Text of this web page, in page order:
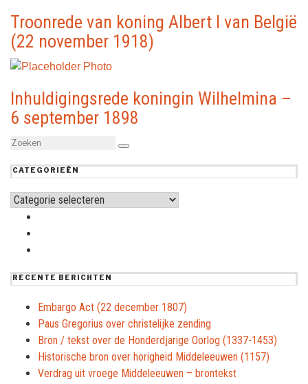
Troonrede van koning Albert I van België
(22 november 1918)
Inhuldigingsrede koningin Wilhelmina –
6 september 1898
CATEGORIEËN
Categorieën
RECENTE BERICHTEN
Embargo Act (22 december 1807)
Paus Gregorius over christelijke zending
Bron / tekst over de Honderdjarige Oorlog (1337-1453)
Historische bron over horigheid Middeleeuwen (1157)
Verdrag uit vroege Middeleeuwen – brontekst